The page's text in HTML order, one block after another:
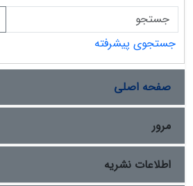
جستجوی پیشرفته
صفحه اصلی
مرور
اطلاعات نشریه